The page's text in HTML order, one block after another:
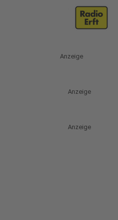
Anzeige
Anzeige
Anzeige